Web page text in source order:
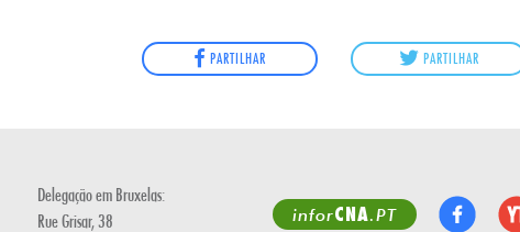
PARTILHAR PARTILHAR
Delegação em Bruxelas:
Rue Grisar, 38
inforCNA.PT